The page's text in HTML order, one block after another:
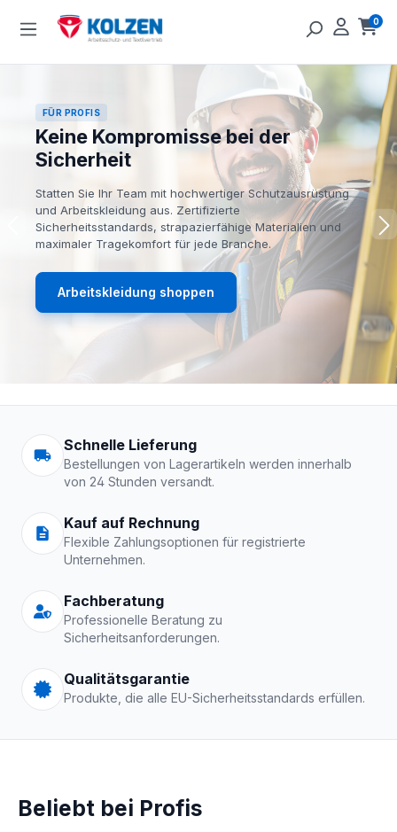
Zum Hauptinhalt springen 0
FÜR PROFIS
Keine Kompromisse bei der
Sicherheit
Statten Sie Ihr Team mit hochwertiger Schutzausrüstung
und Arbeitskleidung aus. Zertifizierte
Sicherheitsstandards, strapazierfähige Materialien und
maximaler Tragekomfort für jede Branche.
Arbeitskleidung shoppen
Arbeitskleidung |
Schnelle Lieferung
Bestellungen von Lagerartikeln werden innerhalb
von 24 Stunden versandt.
Kauf auf Rechnung
Flexible Zahlungsoptionen für registrierte
Unternehmen.
Fachberatung
Professionelle Beratung zu
Sicherheitsanforderungen.
Qualitätsgarantie
Produkte, die alle EU-Sicherheitsstandards erfüllen.
Beliebt bei Profis